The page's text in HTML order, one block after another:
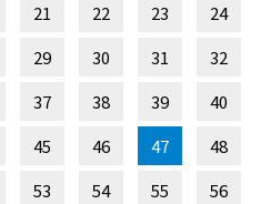
21 22 23
24
29 30 31
32
37 38 39
40
45 46 47
48
53 54 55
56